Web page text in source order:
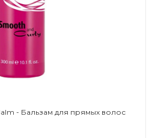
- Бальзам для прямых волос